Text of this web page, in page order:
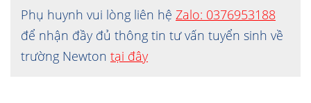
Phụ huynh vui lòng liên hệ Zalo: 0376953188
để nhận đầy đủ thông tin tư vấn tuyển sinh về
trường Newton tại đây